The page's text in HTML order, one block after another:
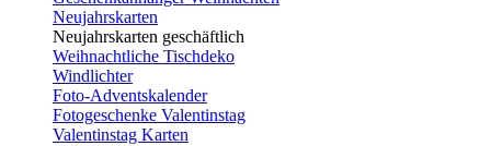
Neujahrskarten
Neujahrskarten geschäftlich
Weihnachtliche Tischdeko
Windlichter
Foto-Adventskalender
Fotogeschenke Valentinstag
Valentinstag Karten